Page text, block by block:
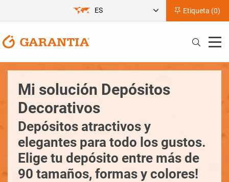
Etiqueta (0)
ES
Mi solución Depósitos
Decorativos
Depósitos atractivos y
elegantes para todo los gustos.
Elige tu depósito entre más de
90 tamaños, formas y colores!